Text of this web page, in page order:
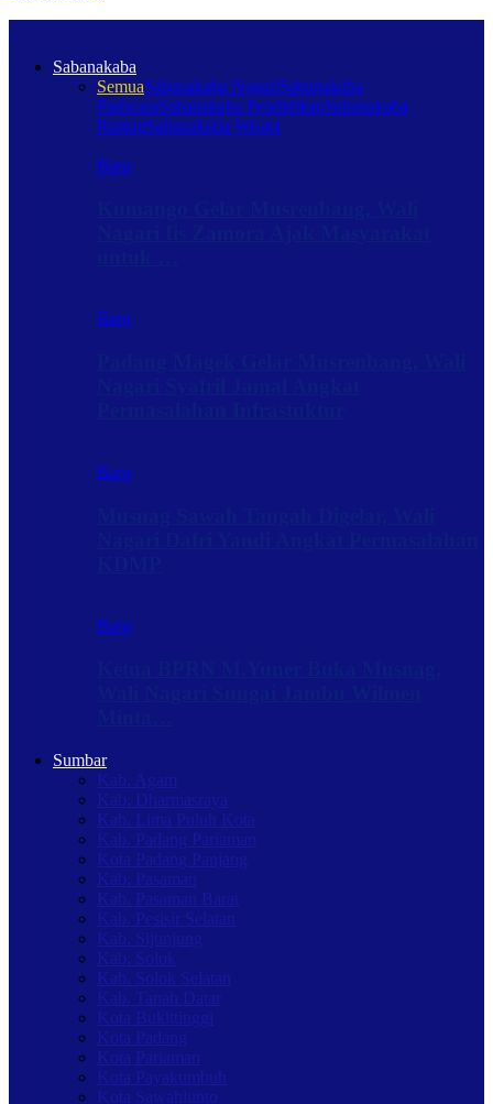
Sabanakaba
SemuaSabanakaba NagariSabanakaba
PariwaraSabanakaba PendidikanSabanakaba
RantauSabanakaba Wisata
Baru
Baru
Baru
Baru
Sumbar
Kab. Agam
Kab. Dharmasraya
Kab. Lima Puluh Kota
Kab. Padang Pariaman
Kota Padang Panjang
Kab. Pasaman
Kab. Pasaman Barat
Kab. Pesisir Selatan
Kab. Sijunjung
Kab. Solok
Kab. Solok Selatan
Kab. Tanah Datar
Kota Bukittinggi
Kota Padang
Kota Pariaman
Kota Payakumbuh
Kota Sawahlunto